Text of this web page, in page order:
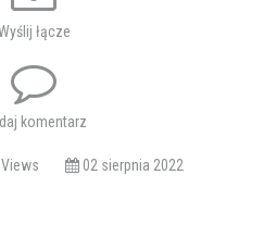
yaroo
łącze
komentarz
Views 02 sierpnia 2022